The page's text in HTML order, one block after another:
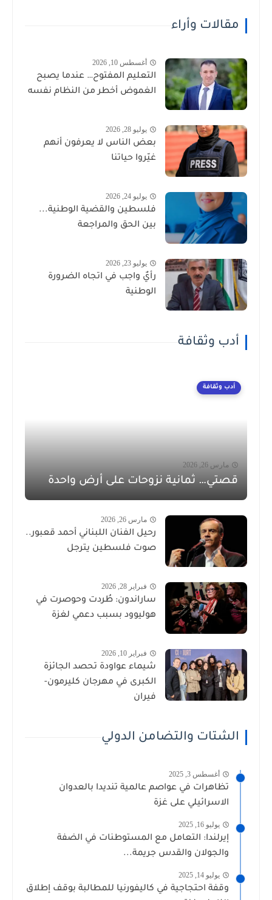
مقالات وأراء
أغسطس 10, 2026
التعليم المفتوح… عندما يصبح
الغموض أخطر من النظام نفسه
يوليو 28, 2026
بعض الناس لا يعرفون أنهم
غيّروا حياتنا
يوليو 24, 2026
فلسطين والقضية الوطنية...
بين الحق والمراجعة
يوليو 23, 2026
رأيٌ واجب في اتجاه الضرورة
الوطنية
أدب وثقافة
أدب وثقافة
مارس 26, 2026
قصتي… ثمانية نزوحات على أرض واحدة
مارس 26, 2026
رحيل الفنان اللبناني أحمد قعبور..
صوت فلسطين يترجل
فبراير 28, 2026
ساراندون: طُردت وحوصرت في
هوليوود بسبب دعمي لغزة
فبراير 10, 2026
شيماء عواودة تحصد الجائزة
الكبرى في مهرجان كليرمون-
فيران
الشتات والتضامن الدولي
أغسطس 3, 2025
تظاهرات في عواصم عالمية تنديدا بالعدوان
الاسرائيلي على غزة
يوليو 16, 2025
إيرلندا: التعامل مع المستوطنات في الضفة
والجولان والقدس جريمة...
يوليو 14, 2025
وقفة احتجاجية في كاليفورنيا للمطالبة بوقف إطلاق